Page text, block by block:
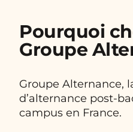
Pourquoi
Groupe
Groupe Alternance,
d’alternance post-
campus en France.